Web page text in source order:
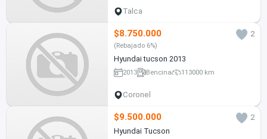
Talca
$8.750.000 2
(Rebajado 6%)
Hyundai tucson 2013
2013 Bencina 113000 km
Coronel
$9.500.000
2
Hyundai Tucson